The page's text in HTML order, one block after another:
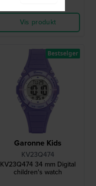
Vis produkt
Garonne Kids
KV23Q474
KV23Q474 34 mm Digital
children's watch
Bestselger